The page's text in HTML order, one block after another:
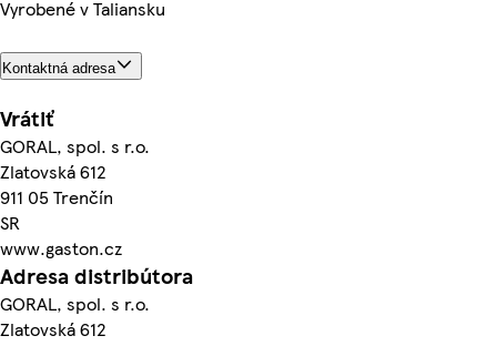
Vyrobené v Taliansku
Kontaktná adresa
Vrátiť
GORAL, spol. s r.o.
Zlatovská 612
911 05 Trenčín
SR
www.gaston.cz
Adresa distribútora
GORAL, spol. s r.o.
Zlatovská 612